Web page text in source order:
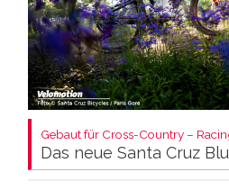
Gebaut für Cross-Country –
Das neue Santa Cruz